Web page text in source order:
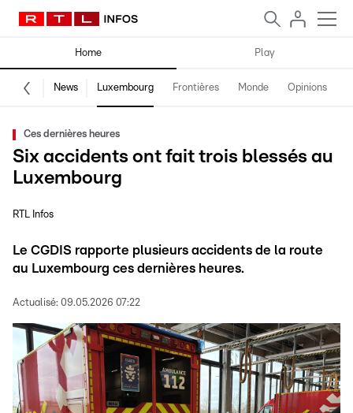
Home Play
News Luxembourg Frontières Monde Opinions
Ces dernières heures
Six accidents ont fait trois blessés au
Luxembourg
RTL Infos
Le CGDIS rapporte plusieurs accidents de la route
au Luxembourg ces dernières heures.
Actualisé: 09.05.2026 07:22